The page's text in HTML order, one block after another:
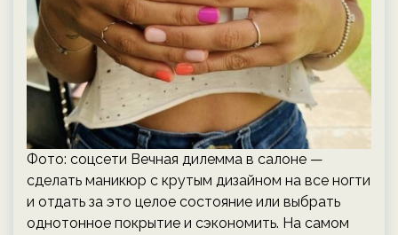
Фото: соцсети Вечная дилемма в салоне —
сделать маникюр с крутым дизайном на все ногти
и отдать за это целое состояние или выбрать
однотонное покрытие и сэкономить. На самом